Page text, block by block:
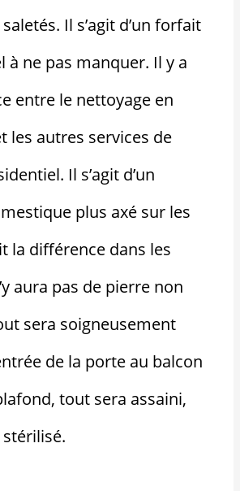
Il s’agit d’un forfait
à ne pas manquer. Il y a
entre le nettoyage en
les autres services de
Il s’agit d’un
plus axé sur les
la différence dans les
aura pas de pierre non
sera soigneusement
de la porte au balcon
tout sera assaini,